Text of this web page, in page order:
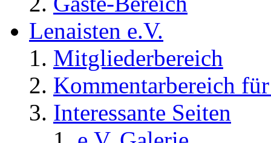
Lenaisten e.V.
Mitgliederbereich
Kommentarbereich
Interessante Seiten